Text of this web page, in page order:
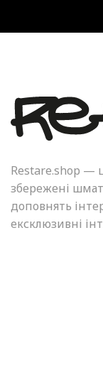
Restare.shop —
збережені
доповнять
ексклюзивні